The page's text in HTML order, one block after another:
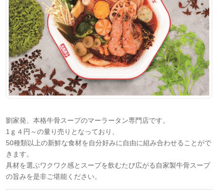
劉家発、本格牛骨スープのマーラータン専門店です。
1ｇ４円～の量り売りとなっており、
50種類以上の新鮮な食材を自分好みに自由に組み合わせることがで
きます。
具材を選ぶワクワク感とスープを飲むたび広がる自家製牛骨スープ
の旨みを是非ご堪能ください。